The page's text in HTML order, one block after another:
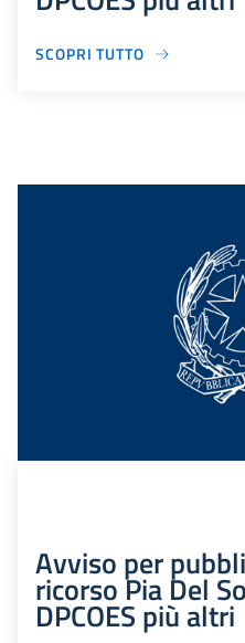
SCOPRI TUTTO
Avviso per
ricorso Pia Del
DPCOES più altri